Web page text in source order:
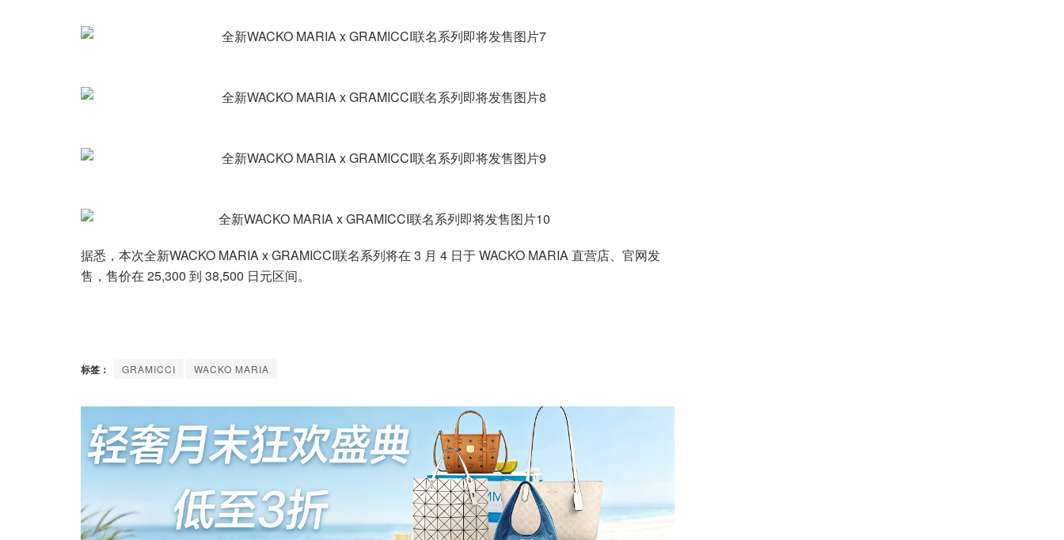
据悉，本次全新WACKO MARIA x GRAMICCI联名系列将在 3 月 4 日于 WACKO MARIA 直营店、官网发
售，售价在 25,300 到 38,500 日元区间。
标签： GRAMICCI WACKO MARIA